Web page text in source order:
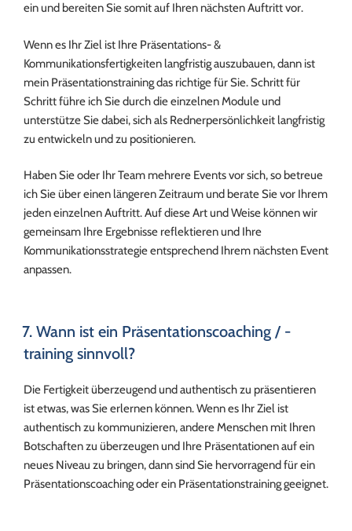
ein und bereiten Sie somit auf Ihren nächsten Auftritt vor.
Wenn es Ihr Ziel ist Ihre Präsentations- &
Kommunikationsfertigkeiten langfristig auszubauen, dann ist
mein Präsentationstraining das richtige für Sie. Schritt für
Schritt führe ich Sie durch die einzelnen Module und
unterstütze Sie dabei, sich als Rednerpersönlichkeit langfristig
zu entwickeln und zu positionieren.
Haben Sie oder Ihr Team mehrere Events vor sich, so betreue
ich Sie über einen längeren Zeitraum und berate Sie vor Ihrem
jeden einzelnen Auftritt. Auf diese Art und Weise können wir
gemeinsam Ihre Ergebnisse reflektieren und Ihre
Kommunikationsstrategie entsprechend Ihrem nächsten Event
anpassen.
7. Wann ist ein Präsentationscoaching / -
training sinnvoll?
Die Fertigkeit überzeugend und authentisch zu präsentieren
ist etwas, was Sie erlernen können. Wenn es Ihr Ziel ist
authentisch zu kommunizieren, andere Menschen mit Ihren
Botschaften zu überzeugen und Ihre Präsentationen auf ein
neues Niveau zu bringen, dann sind Sie hervorragend für ein
Präsentationscoaching oder ein Präsentationstraining geeignet.